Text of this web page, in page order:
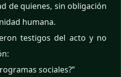
de quienes, sin obligación
humana.
testigos del acto y no
sociales?”